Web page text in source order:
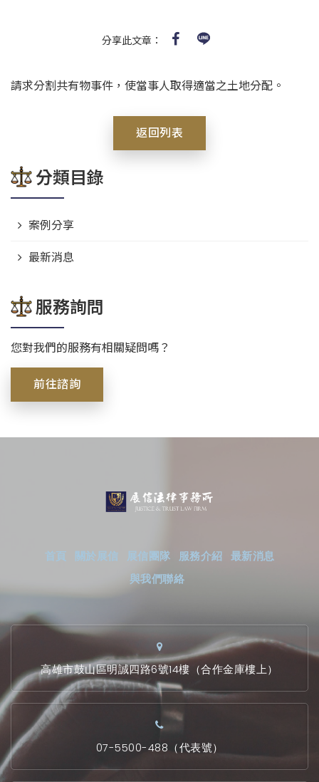
分享此文章：
請求分割共有物事件，使當事人取得適當之土地分配。
返回列表
分類目錄
案例分享
最新消息
服務詢問
您對我們的服務有相關疑問嗎？
前往諮詢
首頁 關於展信 展信團隊 服務介紹 最新消息
與我們聯絡
高雄市鼓山區明誠四路6號14樓（合作金庫樓上）
07-5500-488（代表號）